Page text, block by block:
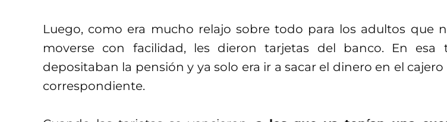
Luego, como era mucho relajo sobre todo para los adultos que
moverse con facilidad, les dieron tarjetas del banco. En esa
depositaban la pensión y ya solo era ir a sacar el dinero en el
correspondiente.